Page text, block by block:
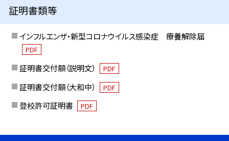
証明書類等
インフルエンザ・新型コロナウイルス感染症 療養解除届
PDF
証明書交付願（説明文） PDF
証明書交付願（大和中） PDF
登校許可証明書 PDF